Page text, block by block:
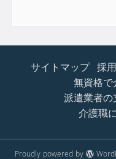
サイトマップ 採
無資格で
派遣業者の
介護職
Proudly powered by